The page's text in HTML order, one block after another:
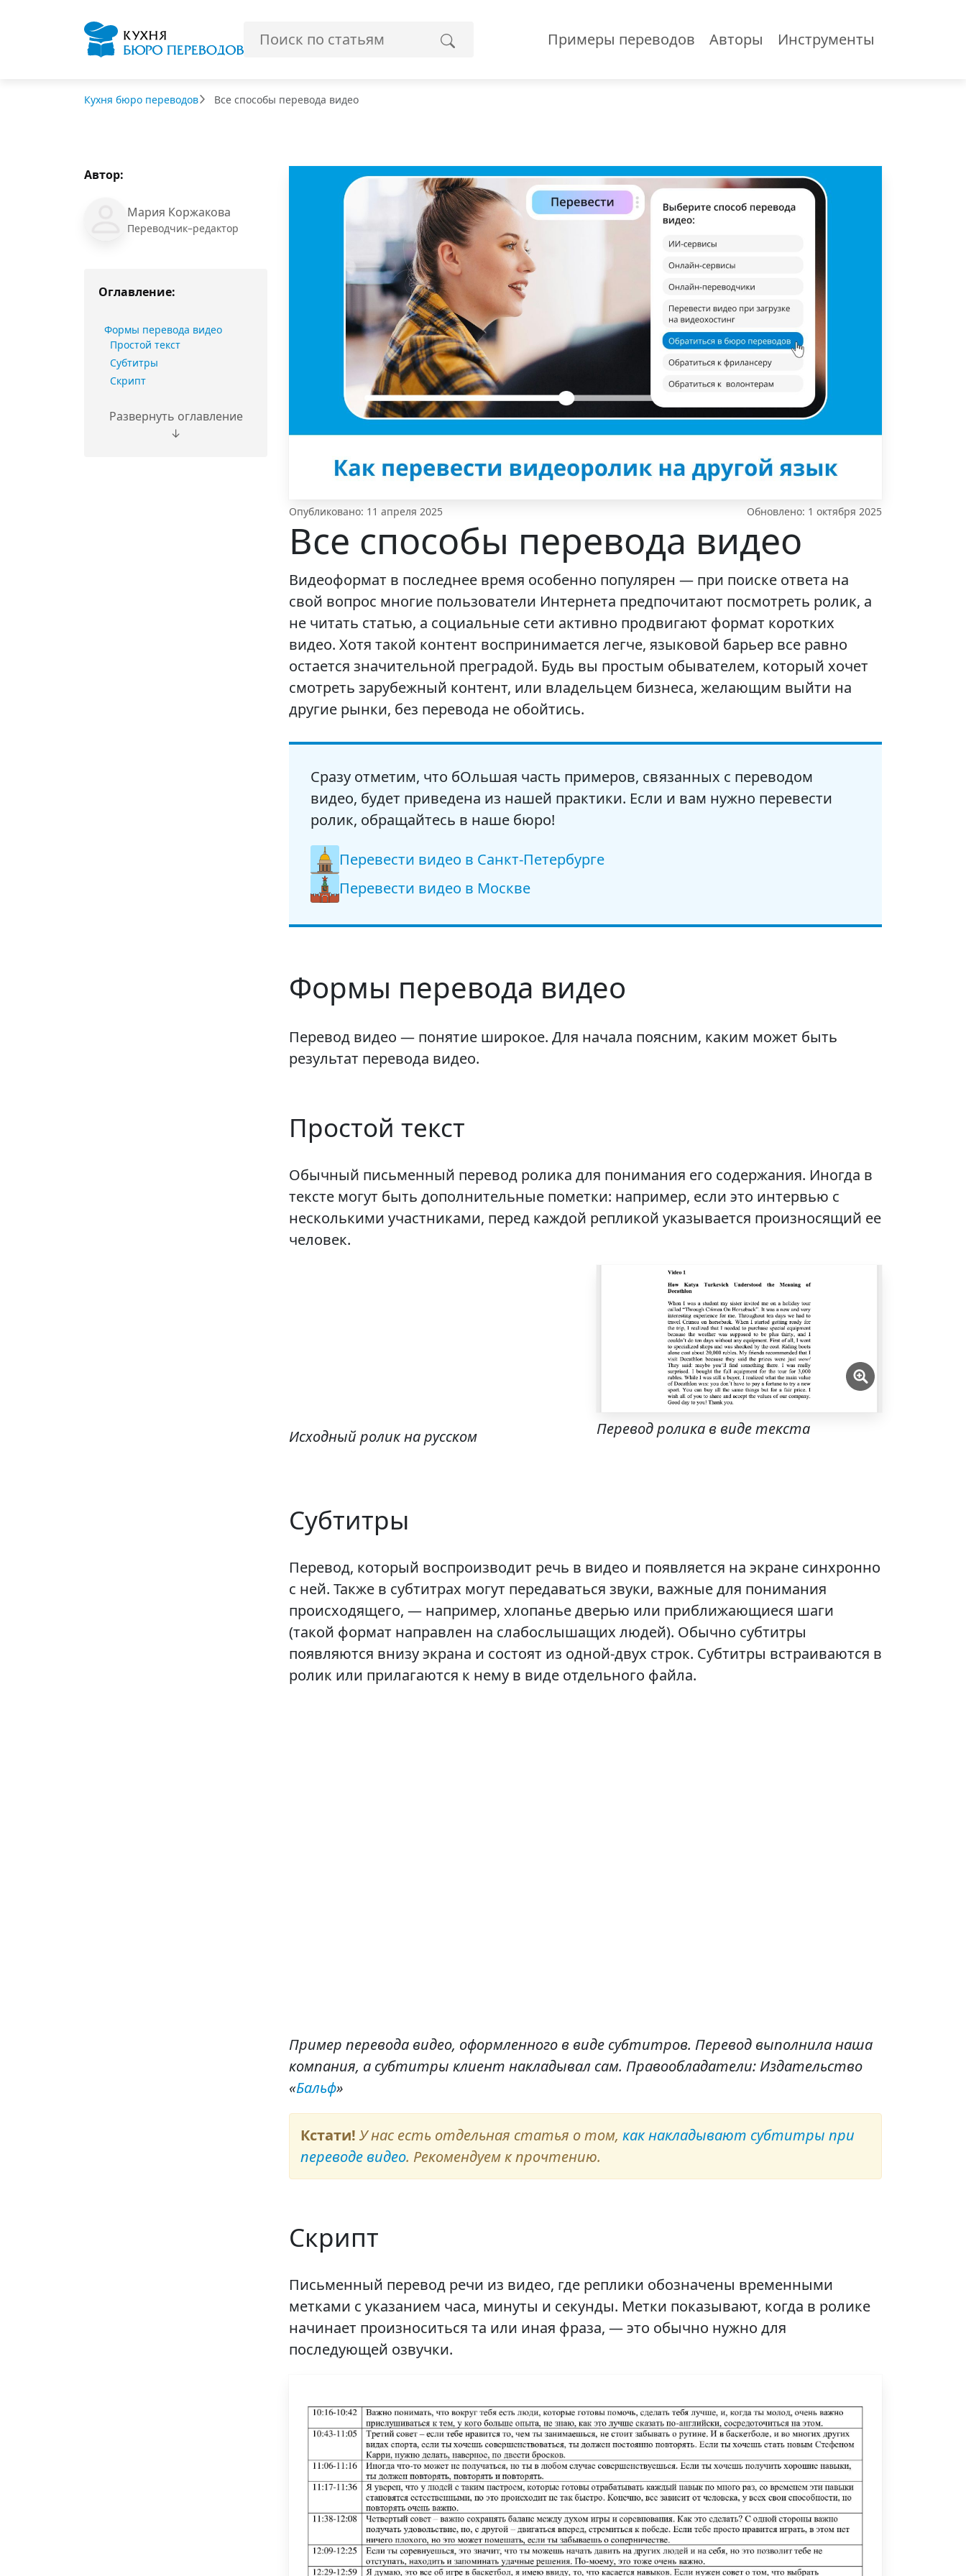
Примеры переводов Авторы Инструменты
Кухня бюро переводов Все способы перевода видео
Автор:
Мария Коржакова
Переводчик–редактор
Оглавление:
Формы перевода видео
Простой текст
Субтитры
Скрипт
Развернуть оглавление
↓
Опубликовано: 11 апреля 2025 Обновлено: 1 октября 2025
Все способы перевода видео
Видеоформат в последнее время особенно популярен — при поиске ответа на
свой вопрос многие пользователи Интернета предпочитают посмотреть ролик, а
не читать статью, а социальные сети активно продвигают формат коротких
видео. Хотя такой контент воспринимается легче, языковой барьер все равно
остается значительной преградой. Будь вы простым обывателем, который хочет
смотреть зарубежный контент, или владельцем бизнеса, желающим выйти на
другие рынки, без перевода не обойтись.
Сразу отметим, что бОльшая часть примеров, связанных с переводом
видео, будет приведена из нашей практики. Если и вам нужно перевести
ролик, обращайтесь в наше бюро!
Перевести видео в Санкт-Петербурге
Перевести видео в Москве
Формы перевода видео
Перевод видео — понятие широкое. Для начала поясним, каким может быть
результат перевода видео.
Простой текст
Обычный письменный перевод ролика для понимания его содержания. Иногда в
тексте могут быть дополнительные пометки: например, если это интервью с
несколькими участниками, перед каждой репликой указывается произносящий ее
человек.
Исходный ролик на русском Перевод ролика в виде текста
Субтитры
Перевод, который воспроизводит речь в видео и появляется на экране синхронно
с ней. Также в субтитрах могут передаваться звуки, важные для понимания
происходящего, — например, хлопанье дверью или приближающиеся шаги
(такой формат направлен на слабослышащих людей). Обычно субтитры
появляются внизу экрана и состоят из одной-двух строк. Субтитры встраиваются в
ролик или прилагаются к нему в виде отдельного файла.
Пример перевода видео, оформленного в виде субтитров. Перевод выполнила наша
компания, а субтитры клиент накладывал сам. Правообладатели: Издательство
«Бальф»
Кстати! У нас есть отдельная статья о том, как накладывают субтитры при
переводе видео. Рекомендуем к прочтению.
Скрипт
Письменный перевод речи из видео, где реплики обозначены временными
метками с указанием часа, минуты и секунды. Метки показывают, когда в ролике
начинает произноситься та или иная фраза, — это обычно нужно для
последующей озвучки.